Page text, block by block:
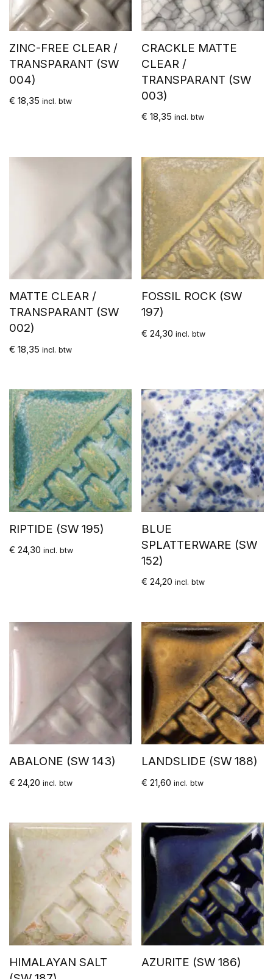
ZINC-FREE CLEAR /
TRANSPARANT (SW
004)
€ 18,35 incl. btw
CRACKLE MATTE
CLEAR /
TRANSPARANT (SW
003)
€ 18,35 incl. btw
MATTE CLEAR /
TRANSPARANT (SW
002)
€ 18,35 incl. btw
FOSSIL ROCK (SW
197)
€ 24,30 incl. btw
RIPTIDE (SW 195)
€ 24,30 incl. btw
BLUE
SPLATTERWARE (SW
152)
€ 24,20 incl. btw
ABALONE (SW 143)
€ 24,20 incl. btw
LANDSLIDE (SW 188)
€ 21,60 incl. btw
HIMALAYAN SALT
AZURITE (SW 186)